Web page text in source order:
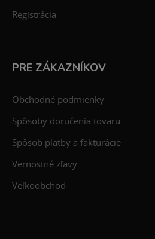
Registrácia
PRE ZÁKAZNÍKOV
Obchodné podmienky
Spôsoby doručenia tovaru
Spôsob platby a fakturácie
Vernostné zľavy
Veľkoobchod